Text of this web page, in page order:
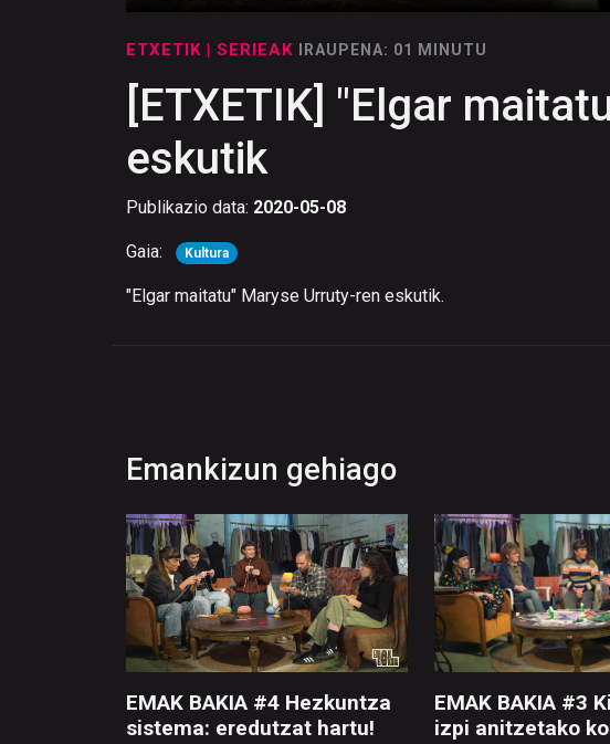
ETXETIK | SERIEAK IRAUPENA: 01 MINUTU
[ETXETIK] "Elgar
eskutik
Publikazio data: 2020-05-08
Gaia: Kultura
"Elgar maitatu" Maryse Urruty-ren eskutik.
Emankizun gehiago
EMAK BAKIA #4 Hezkuntza
sistema: eredutzat hartu!
EMAK BAKIA #3
izpi anitzetako